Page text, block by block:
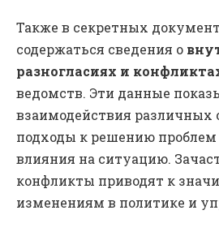
Также в секретных
содержаться сведения о
разногласиях и
ведомств. Эти данные
взаимодействия различных
подходы к решению проблем
влияния на ситуацию.
конфликты приводят к
изменениям в политике и